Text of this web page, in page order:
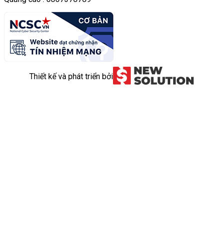
Thiết kế và phát triển bởi